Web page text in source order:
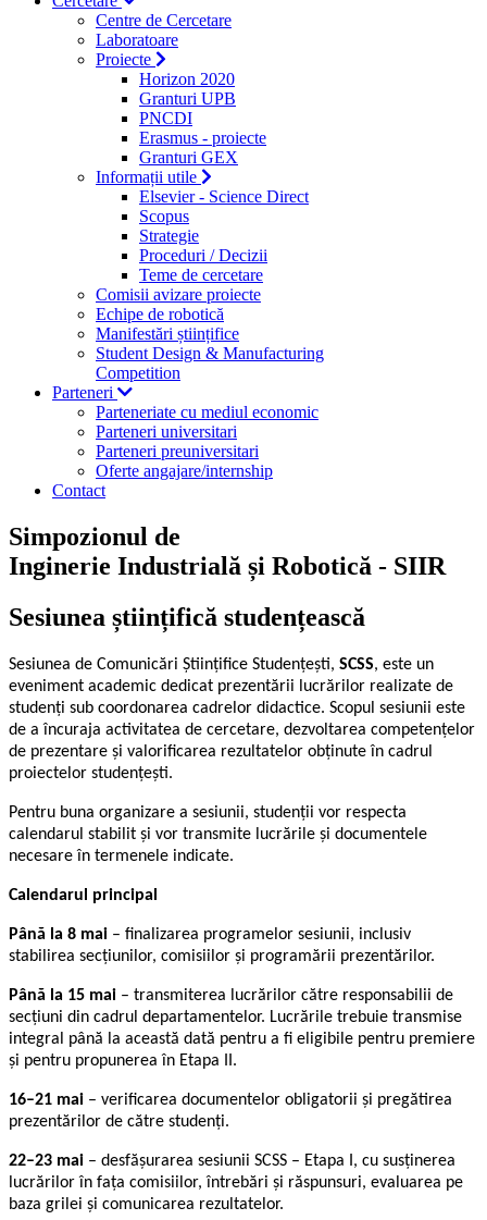
Centre de Cercetare
Laboratoare
Proiecte
Horizon 2020
Granturi UPB
PNCDI
Erasmus - proiecte
Granturi GEX
Informații utile
Elsevier - Science Direct
Scopus
Strategie
Proceduri / Decizii
Teme de cercetare
Comisii avizare proiecte
Echipe de robotică
Manifestări științifice
Student Design & Manufacturing
Competition
Parteneri
Parteneriate cu mediul economic
Parteneri universitari
Parteneri preuniversitari
Oferte angajare/internship
Contact
Simpozionul de
Inginerie Industrială și Robotică - SIIR
Sesiunea științifică studențească
Sesiunea de Comunicări Științifice Studențești, SCSS, este un
eveniment academic dedicat prezentării lucrărilor realizate de
studenți sub coordonarea cadrelor didactice. Scopul sesiunii este
de a încuraja activitatea de cercetare, dezvoltarea competențelor
de prezentare și valorificarea rezultatelor obținute în cadrul
proiectelor studențești.
Pentru buna organizare a sesiunii, studenții vor respecta
calendarul stabilit și vor transmite lucrările și documentele
necesare în termenele indicate.
Calendarul principal
Până la 8 mai – finalizarea programelor sesiunii, inclusiv
stabilirea secțiunilor, comisiilor și programării prezentărilor.
Până la 15 mai – transmiterea lucrărilor către responsabilii de
secțiuni din cadrul departamentelor. Lucrările trebuie transmise
integral până la această dată pentru a fi eligibile pentru premiere
și pentru propunerea în Etapa II.
16–21 mai – verificarea documentelor obligatorii și pregătirea
prezentărilor de către studenți.
22–23 mai – desfășurarea sesiunii SCSS – Etapa I, cu susținerea
lucrărilor în fața comisiilor, întrebări și răspunsuri, evaluarea pe
baza grilei și comunicarea rezultatelor.